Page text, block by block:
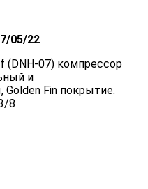
05/22
(DNH-07) компрессор
и
Fin покрытие.
8